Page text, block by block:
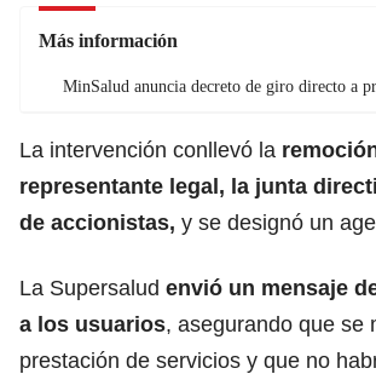
Más información
MinSalud anuncia decreto de giro directo a
La intervención conllevó la
representante legal, la junta
de accionistas, y se designó un
La Supersalud envió un mensaje
a los usuarios, asegurando que se
prestación de servicios y que no